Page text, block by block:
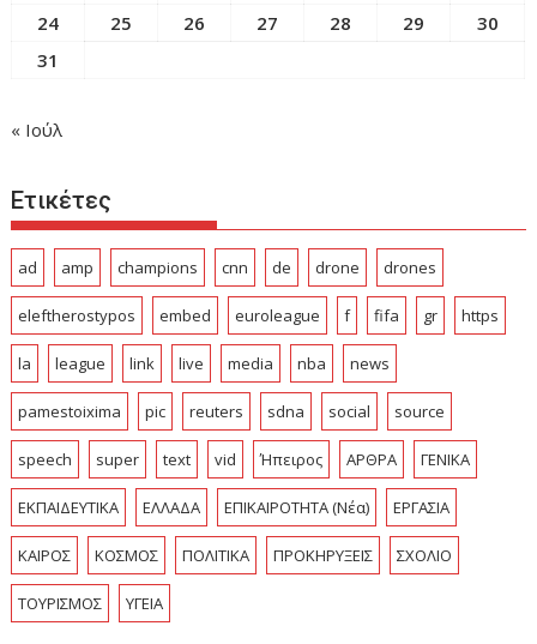
24
25 26 27 28 29
30
31
« Ιούλ
Ετικέτες
ad amp champions cnn de drone drones
eleftherostypos embed euroleague f fifa gr https
la league link live media nba news
pamestoixima pic reuters sdna social source
speech super text vid Ήπειρος ΑΡΘΡΑ ΓΕΝΙΚΑ
ΕΚΠΑΙΔΕΥΤΙΚΑ ΕΛΛΑΔΑ ΕΠΙΚΑΙΡΟΤΗΤΑ (Νέα) ΕΡΓΑΣΙΑ
ΚΑΙΡΟΣ ΚΟΣΜΟΣ ΠΟΛΙΤΙΚΑ ΠΡΟΚΗΡΥΞΕΙΣ ΣΧΟΛΙΟ
ΤΟΥΡΙΣΜΟΣ ΥΓΕΙΑ